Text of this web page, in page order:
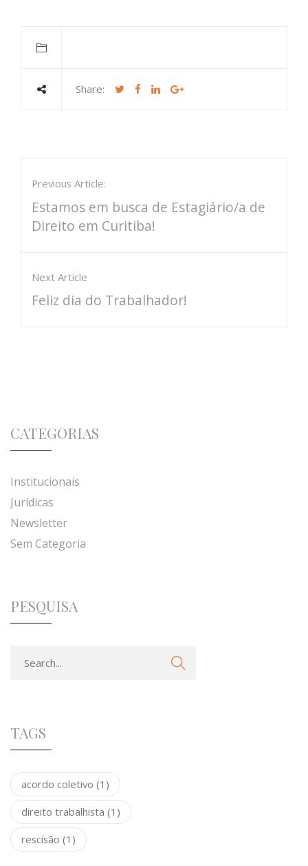
Share:
Previous Article:
Estamos em busca de Estagiário/a de
Direito em Curitiba!
Next Article
Feliz dia do Trabalhador!
CATEGORIAS
Institucionais
Jurídicas
Newsletter
Sem Categoria
PESQUISA
TAGS
acordo coletivo (1)
direito trabalhista (1)
rescisão (1)